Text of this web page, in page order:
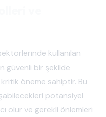
kullanılan
güvenli bir şekilde
kritik öneme sahiptir. Bu
potansiyel
olur ve gerekli önlemleri